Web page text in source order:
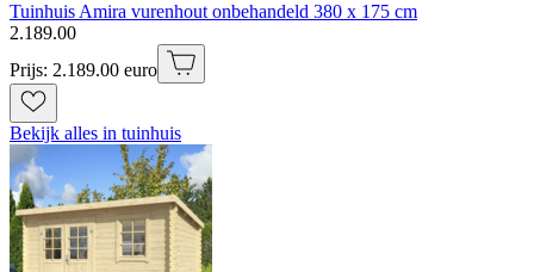
Tuinhuis Amira vurenhout onbehandeld 380 x 175 cm
2.189.00
Prijs: 2.189.00 euro
Bekijk alles in tuinhuis